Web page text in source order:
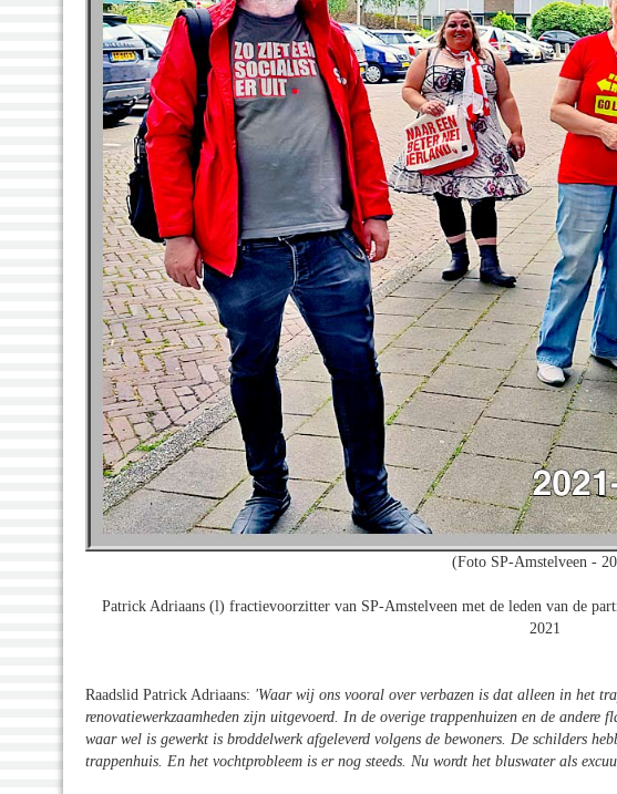
(Foto SP-Amstelveen -
Patrick Adriaans (l) fractievoorzitter van SP-Amstelveen met de leden van de
2021
Raadslid Patrick Adriaans: 'Waar wij ons vooral over verbazen is dat alleen in het
renovatiewerkzaamheden zijn uitgevoerd. In de overige trappenhuizen en de andere
waar wel is gewerkt is broddelwerk afgeleverd volgens de bewoners. De schilders
trappenhuis. En het vochtprobleem is er nog steeds. Nu wordt het bluswater als